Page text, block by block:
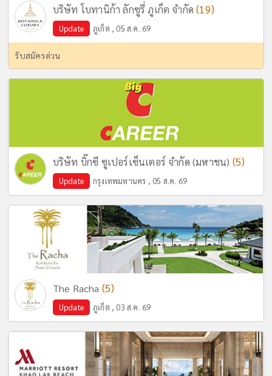
บริษัท โบทานิก้า ลักซูรี่ ภูเก็ต จำกัด(19)
Update ภูเก็ต , 05 ส.ค. 69
รับสมัครด่วน
บริษัท บิ๊กซี ซูเปอร์เซ็นเตอร์ จำกัด (มหาชน) (5)
Update กรุงเทพมหานคร , 05 ส.ค. 69
The Racha (5)
Update ภูเก็ต , 03 ส.ค. 69